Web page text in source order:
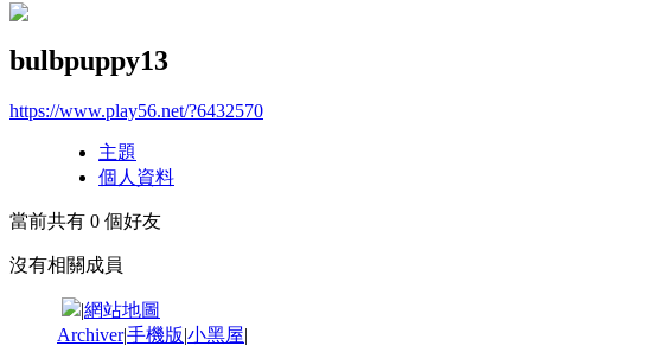
bulbpuppy13
https://www.play56.net/?6432570
主題
個人資料
當前共有 0 個好友
沒有相關成員
|網站地圖
Archiver|手機版|小黑屋|